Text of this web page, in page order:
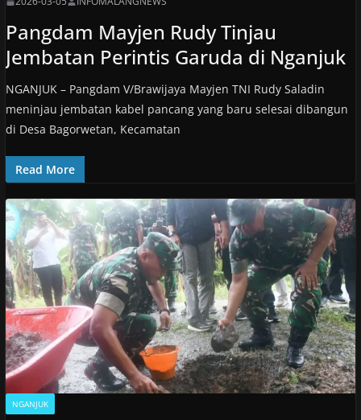
Pangdam Mayjen Rudy Tinjau
Jembatan Perintis Garuda di Nganjuk
NGANJUK – Pangdam V/Brawijaya Mayjen TNI Rudy Saladin
meninjau jembatan kabel pancang yang baru selesai dibangun
di Desa Bagorwetan, Kecamatan
Read More
NGANJUK